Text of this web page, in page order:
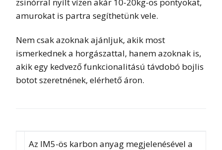
amurokat is partra segíthetünk vele.
Nem csak azoknak ajánljuk, akik most
ismerkednek a horgászattal, hanem azoknak is,
akik egy kedvező funkcionalitású távdobó bojlis
botot szeretnének, elérhető áron.
Az IM5-ös karbon anyag megjelenésével a